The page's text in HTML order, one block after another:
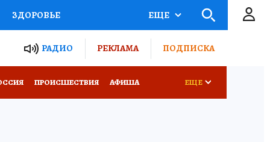
ЗДОРОВЬЕ
РОССИИ
ЕЩЕ
РАДИО РЕКЛАМА ПОДПИСКА
ПРОИСШЕСТВИЯ АФИША ЕЩЕ